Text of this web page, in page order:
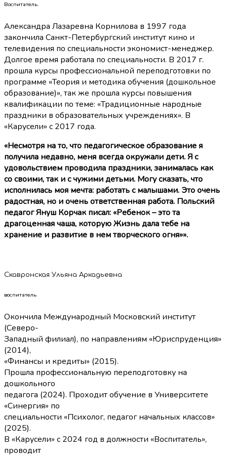
Воспитатель.
Александра Лазаревна Корнилова в 1997 года
закончила Санкт-Петербургский институт кино и
телевидения по специальности экономист-менеджер.
Долгое время работала по специальности. В 2017 г.
прошла курсы профессиональной переподготовки по
программе «Теория и методика обучения (дошкольное
образование)», так же прошла курсы повышения
квалификации по теме: «Традиционные народные
праздники в образовательных учреждениях». В
«Карусели» с 2017 года.
«Несмотря на то, что педагогическое образование я
получила недавно, меня всегда окружали дети. Я с
удовольствием проводила праздники, занималась как
со своими, так и с чужими детьми. Могу сказать, что
исполнилась моя мечта: работать с малышами. Это очень
радостная, но и очень ответственная работа. Польский
педагог Януш Корчак писал: «Ребенок – это та
драгоценная чаша, которую Жизнь дала тебе на
хранение и развитие в нем творческого огня»».
Скавронская Ульяна Аркадьевна
воспитатель
Окончила Международный Московский институт
(Северо-
Западный филиал), по направлениям «Юриспруденция»
(2014),
«Финансы и кредиты» (2015).
Прошла профессиональную переподготовку на
дошкольного
педагога (2024). Проходит обучение в Университете
«Синергия» по
специальности «Психолог, педагог начальных классов»
(2025).
В «Карусели» с 2024 год в должности «Воспитатель»,
проводит